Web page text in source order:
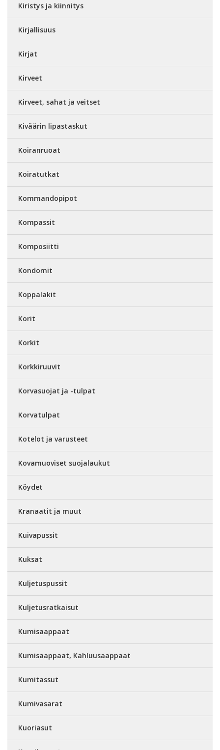
Kiristys ja kiinnitys
Kirjallisuus
Kirjat
Kirveet
Kirveet, sahat ja veitset
Kiväärin lipastaskut
Koiranruoat
Koiratutkat
Kommandopipot
Kompassit
Komposiitti
Kondomit
Koppalakit
Korit
Korkit
Korkkiruuvit
Korvasuojat ja -tulpat
Korvatulpat
Kotelot ja varusteet
Kovamuoviset suojalaukut
Köydet
Kranaatit ja muut
Kuivapussit
Kuksat
Kuljetuspussit
Kuljetusratkaisut
Kumisaappaat
Kumisaappaat, Kahluusaappaat
Kumitassut
Kumivasarat
Kuoriasut